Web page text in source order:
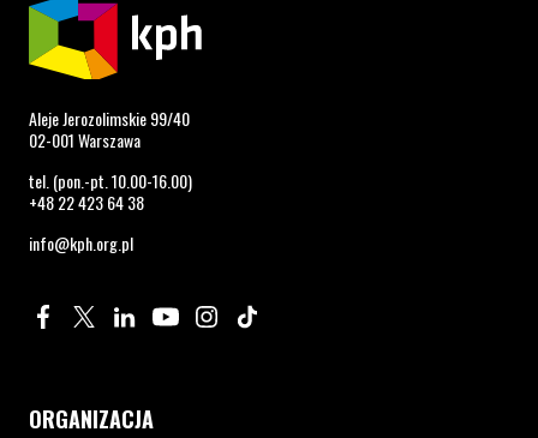
Aleje Jerozolimskie 99/40
02-001 Warszawa
tel. (pon.-pt. 10.00-16.00)
+48 22 423 64 38
info@kph.org.pl
Profil na Facebook. Strona otwiera się w nowym oknie.
Profil na Twitter. Strona otwiera się w nowym oknie.
Profil na LinkedIn. Strona otwiera się w nowym oknie.
Profil na YouTube. Strona otwiera się w nowym
Profil na Instagram. Strona otwiera się
ORGANIZACJA